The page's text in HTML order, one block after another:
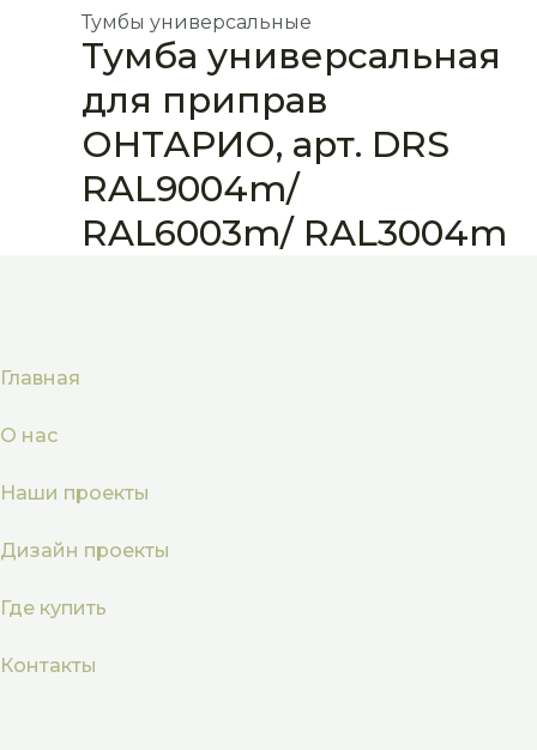
Тумбы универсальные
Тумба универсальная
для приправ
ОНТАРИО, арт. DRS
RAL9004m/
RAL6003m/ RAL3004m
Главная
О нас
Наши проекты
Дизайн проекты
Где купить
Контакты